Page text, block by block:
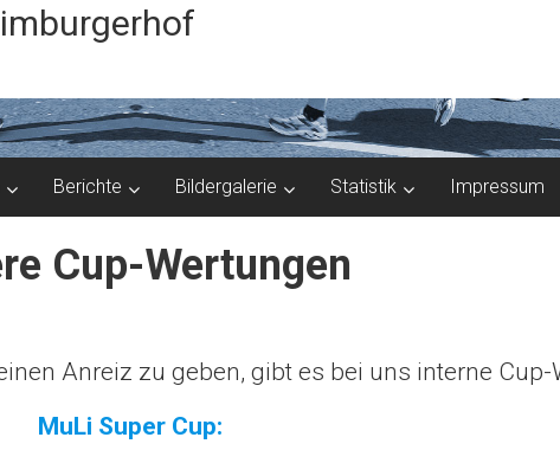
Berichte Bildergalerie Statistik Impressum
Cup-Wertungen
Anreiz zu geben, gibt es bei uns interne Cup-
MuLi Super Cup: